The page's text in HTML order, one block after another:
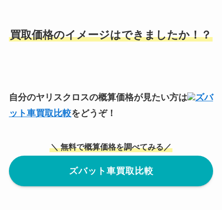
買取価格のイメージはできましたか！？
自分のヤリスクロスの概算価格が見たい方は
ズバ
ット車買取比較をどうぞ！
＼ 無料で概算価格を調べてみる／
ズバット車買取比較